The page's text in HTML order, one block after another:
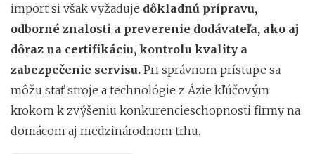
import si však vyžaduje dôkladnú prípravu,
odborné znalosti a preverenie dodávateľa, ako aj
dôraz na certifikáciu, kontrolu kvality a
zabezpečenie servisu. Pri správnom prístupe sa
môžu stať stroje a technológie z Ázie kľúčovým
krokom k zvýšeniu konkurencieschopnosti firmy na
domácom aj medzinárodnom trhu.